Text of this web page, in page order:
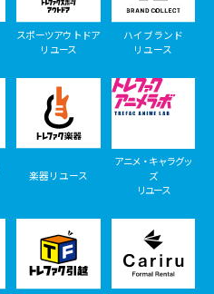
スポーツアウトドア
リユース
ハイブランド
リユース
楽器リユース
アニメ・キャラグッ
ズ
リユース